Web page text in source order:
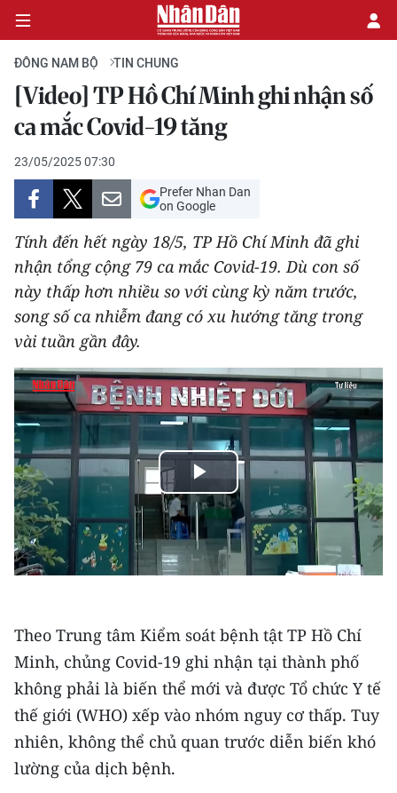
CHÍNH TRỊ
KINH TẾ
VĂN HÓA
XÃ HỘI
PHÁP LUẬT
DU LỊCH
THẾ GIỚI
THỂ THAO
GIÁO DỤC
Y TẾ
KHOA HỌC - CÔNG NGHỆ
BẠN ĐỌC
KIỂM CHỨNG THÔNG TIN
TRI THỨC CHUYÊN SÂU
54 DÂN TỘC VIỆT NAM
ĐÔNG NAM BỘ TIN CHUNG
[Video] TP Hồ Chí Minh ghi nhận số
ca mắc Covid-19 tăng
23/05/2025 07:30
Prefer Nhan Dan
on Google
Tính đến hết ngày 18/5, TP Hồ Chí Minh đã ghi
nhận tổng cộng 79 ca mắc Covid-19. Dù con số
này thấp hơn nhiều so với cùng kỳ năm trước,
song số ca nhiễm đang có xu hướng tăng trong
vài tuần gần đây.
Play
Video
Theo Trung tâm Kiểm soát bệnh tật TP Hồ Chí
Minh, chủng Covid-19 ghi nhận tại thành phố
không phải là biến thể mới và được Tổ chức Y tế
thế giới (WHO) xếp vào nhóm nguy cơ thấp. Tuy
nhiên, không thể chủ quan trước diễn biến khó
lường của dịch bệnh.